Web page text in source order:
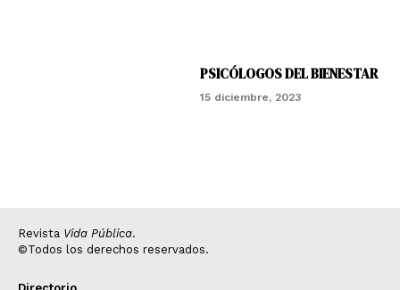
PSICÓLOGOS DEL BIENESTAR
15 diciembre, 2023
Revista Vida Pública.
©Todos los derechos reservados.